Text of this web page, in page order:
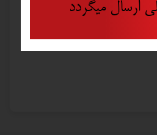
ارسال میگردد